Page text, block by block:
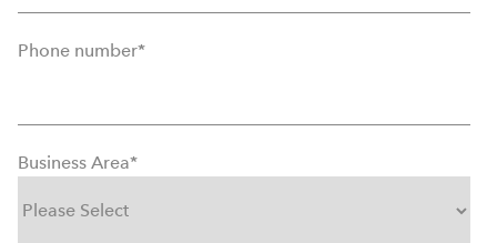
Phone number*
Business Area*